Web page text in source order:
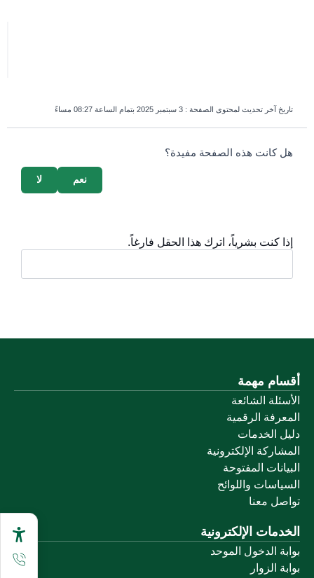
تاريخ آخر تحديث لمحتوى الصفحة : 3 سبتمبر 2025 بتمام الساعة 08:27 مساءً
survey_v2
هل كانت هذه الصفحة مفيدة؟
لا نعم
إذا كنت بشرياً، اترك هذا الحقل فارغاً.
أقسام مهمة
الأسئلة الشائعة
المعرفة الرقمية
دليل الخدمات
المشاركة الإلكترونية
البيانات المفتوحة
السياسات واللوائح
تواصل معنا
الخدمات الإلكترونية
بوابة الدخول الموحد
بوابة الزوار